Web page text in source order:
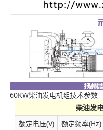
60KW柴油发电机组技术参数
柴油发
额定电压(V)
额定频率(Hz)